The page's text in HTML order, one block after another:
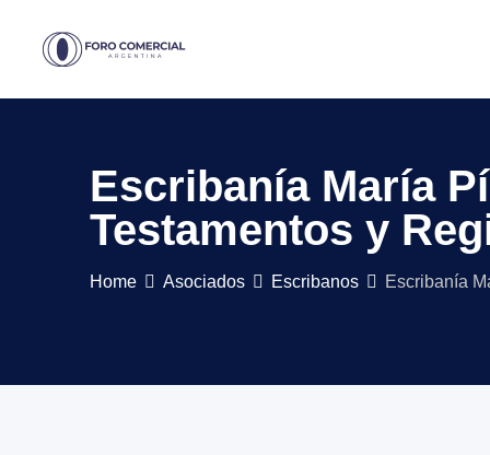
Escribanía María
Testamentos y
Home Asociados Escribanos Escribanía